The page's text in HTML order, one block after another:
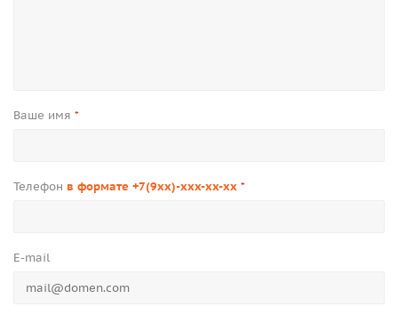
Ваше имя *
Телефон в формате +7(9xx)-xxx-xx-xx *
E-mail